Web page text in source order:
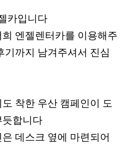
카입니다
엔젤렌터카를 이용해주
기까지 남겨주셔서 진심
착한 우산 캠페인이 도
듯합니다
데스크 옆에 마련되어